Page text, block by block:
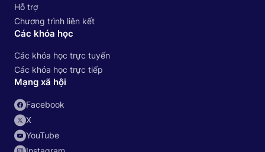
Hỗ trợ
Chương trình liên kết
Các khóa học
Các khóa học trực tuyến
Các khóa học trực tiếp
Mạng xã hội
Facebook
X
YouTube